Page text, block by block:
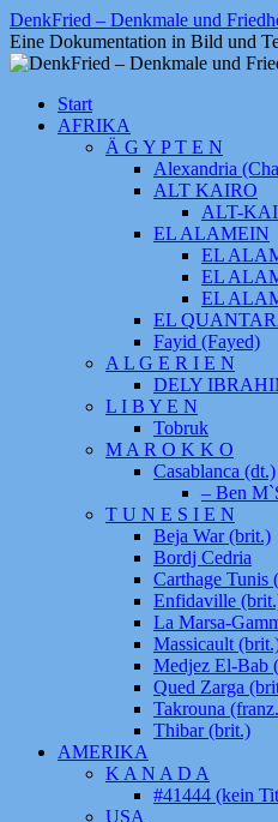
Zum
Inhalt
springen
DenkFried – Denkmale und
Eine Dokumentation in Bild und
Start
AFRIKA
Ä G Y P T E N
Alexandria
ALT KAIRO
ALT-
EL ALAMEIN
EL
EL
EL
EL
Fayid (Fayed)
A L G E R I E N
DELY
L I B Y E N
Tobruk
M A R O K K O
Casablanca (dt.)
– Ben
T U N E S I E N
Beja War (brit.)
Bordj Cedria
Carthage Tunis
Enfidaville
La Marsa-
Massicault
Medjez El-Bab
Qued Zarga
Takrouna
Thibar (brit.)
AMERIKA
K A N A D A
#41444 (kein
USA